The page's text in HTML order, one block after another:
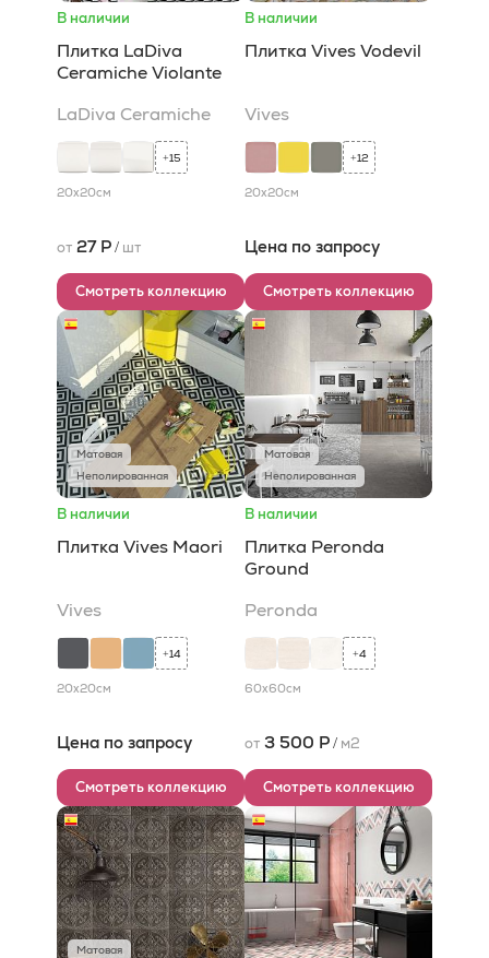
В наличии
Плитка LaDiva
Сeramiche Violante
LaDiva Сeramiche
+15
20x20см
от 27 Р/ шт
Смотреть коллекцию
В наличии
Плитка Vives Vodevil
Vives
+12
20x20см
Цена по запросу
Смотреть коллекцию
Матовая
Неполированная
В наличии
Плитка Vives Maori
Vives
+14
20x20см
Цена по запросу
Смотреть коллекцию
Матовая
Неполированная
В наличии
Плитка Peronda
Ground
Peronda
+4
60x60см
от 3 500 Р/ м2
Смотреть коллекцию
Матовая